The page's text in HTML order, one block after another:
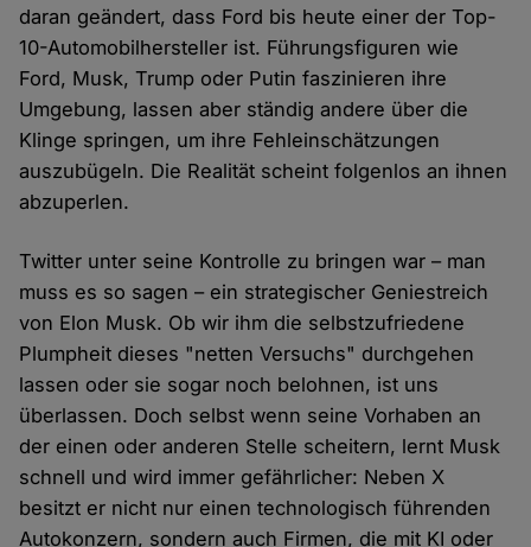
daran geändert, dass Ford bis heute einer der Top-
10-Automobilhersteller ist. Führungsfiguren wie
Ford, Musk, Trump oder Putin faszinieren ihre
Umgebung, lassen aber ständig andere über die
Klinge springen, um ihre Fehleinschätzungen
auszubügeln. Die Realität scheint folgenlos an ihnen
abzuperlen.
Twitter unter seine Kontrolle zu bringen war – man
muss es so sagen – ein strategischer Geniestreich
von Elon Musk. Ob wir ihm die selbstzufriedene
Plumpheit dieses "netten Versuchs" durchgehen
lassen oder sie sogar noch belohnen, ist uns
überlassen. Doch selbst wenn seine Vorhaben an
der einen oder anderen Stelle scheitern, lernt Musk
schnell und wird immer gefährlicher: Neben X
besitzt er nicht nur einen technologisch führenden
Autokonzern, sondern auch Firmen, die mit KI oder